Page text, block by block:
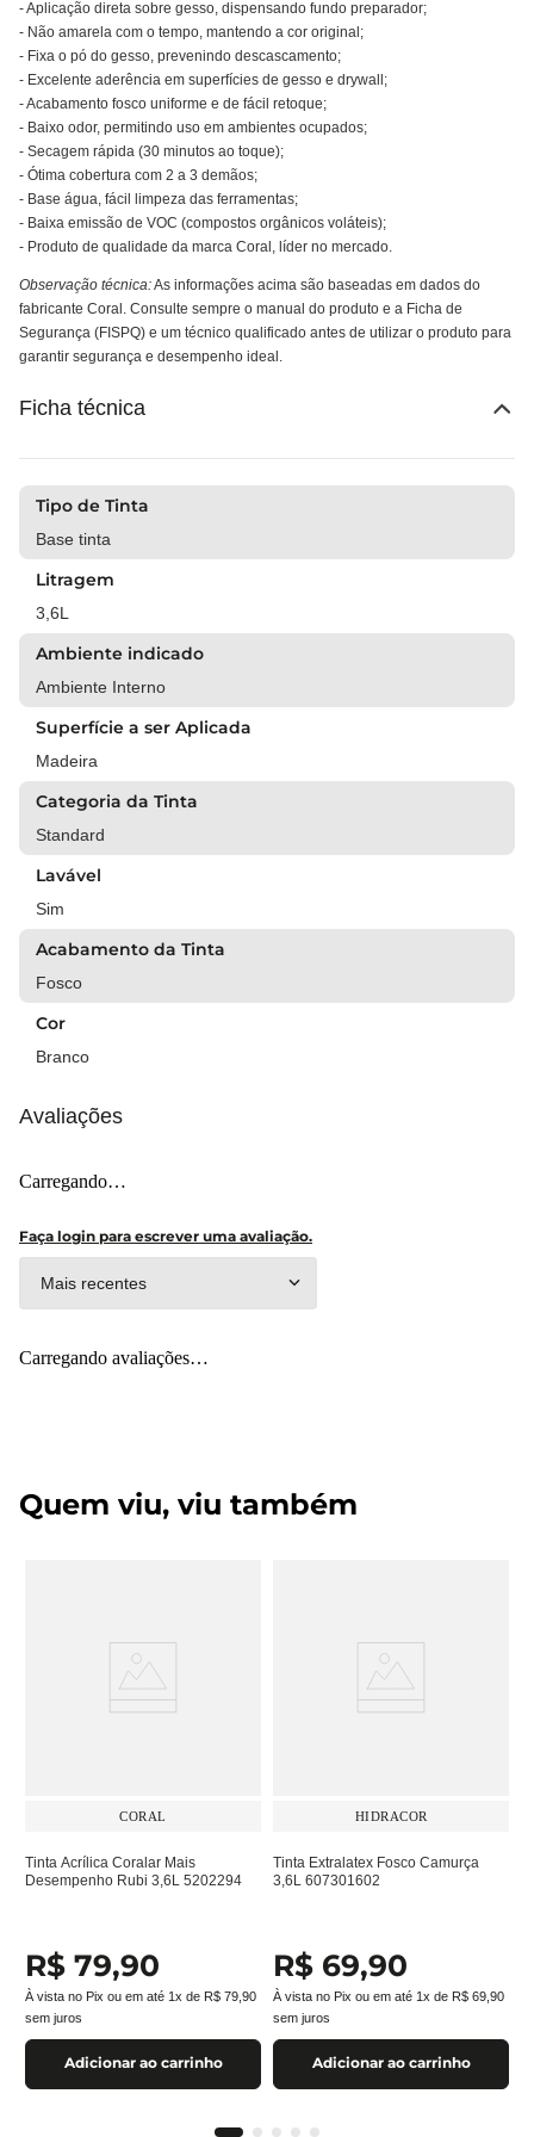
- Aplicação direta sobre gesso, dispensando fundo preparador;
- Não amarela com o tempo, mantendo a cor original;
- Fixa o pó do gesso, prevenindo descascamento;
- Excelente aderência em superfícies de gesso e drywall;
- Acabamento fosco uniforme e de fácil retoque;
- Baixo odor, permitindo uso em ambientes ocupados;
- Secagem rápida (30 minutos ao toque);
- Ótima cobertura com 2 a 3 demãos;
- Base água, fácil limpeza das ferramentas;
- Baixa emissão de VOC (compostos orgânicos voláteis);
- Produto de qualidade da marca Coral, líder no mercado.
Observação técnica:As informações acima são baseadas em dados do
fabricante Coral. Consulte sempre o manual do produto e a Ficha de
Segurança (FISPQ) e um técnico qualificado antes de utilizar o produto para
garantir segurança e desempenho ideal.
Ficha técnica
Tipo de Tinta
Base tinta
Litragem
3,6L
Ambiente indicado
Ambiente Interno
Superfície a ser Aplicada
Madeira
Categoria da Tinta
Standard
Lavável
Sim
Acabamento da Tinta
Fosco
Cor
Branco
Avaliações
Carregando…
Faça login para escrever uma avaliação.
Mais recentes
Carregando avaliações…
Quem viu, viu também
CORAL
Tinta Acrílica Coralar Mais
Desempenho Rubi 3,6L 5202294
R$ 79,90
À vista no Pix ou em até 1x de R$ 79 90
sem juros
Adicionar ao carrinho
HIDRACOR
Tinta Extralatex Fosco Camurça
3,6L 607301602
R$ 69,90
À vista no Pix ou em até 1x de R$ 69 90
sem juros
Adicionar ao carrinho